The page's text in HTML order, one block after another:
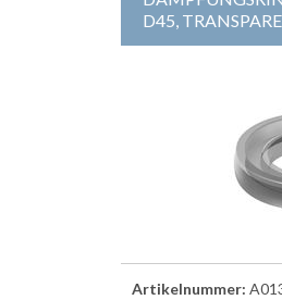
D45,
Artikelnummer: